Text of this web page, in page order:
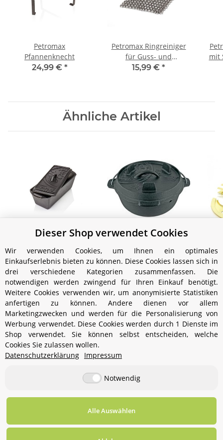
Petromax
Pfannenknecht
24,99 € *
Petromax Ringreiniger
für Guss- und
Schmiedeeisen
15,99 € *
Ähnliche Artikel
Petromax Kastenform k4
55,00 €
Petromax Feuertopf ft4.5
planer Boden (ohne
Füße)
79,99 €
Informationen
Gesetzliche Informationen
Vertrag widerrufen
Dieser Shop verwendet Cookies
Wir verwenden Cookies, um Ihnen ein optimales
Einkaufserlebnis bieten zu können. Diese Cookies lassen sich in
drei verschiedene Kategorien zusammenfassen. Die
notwendigen werden zwingend für Ihren Einkauf benötigt.
Weitere Cookies verwenden wir, um anonymisierte Statistiken
anfertigen zu können. Andere dienen vor allem
Marketingzwecken und werden für die Personalisierung von
Werbung verwendet. Diese Cookies werden durch 1 Dienste im
Shop verwendet. Sie können selbst entscheiden, welche
Cookies Sie zulassen wollen.
Datenschutzerklärung Impressum
Notwendig
Alle Auswählen